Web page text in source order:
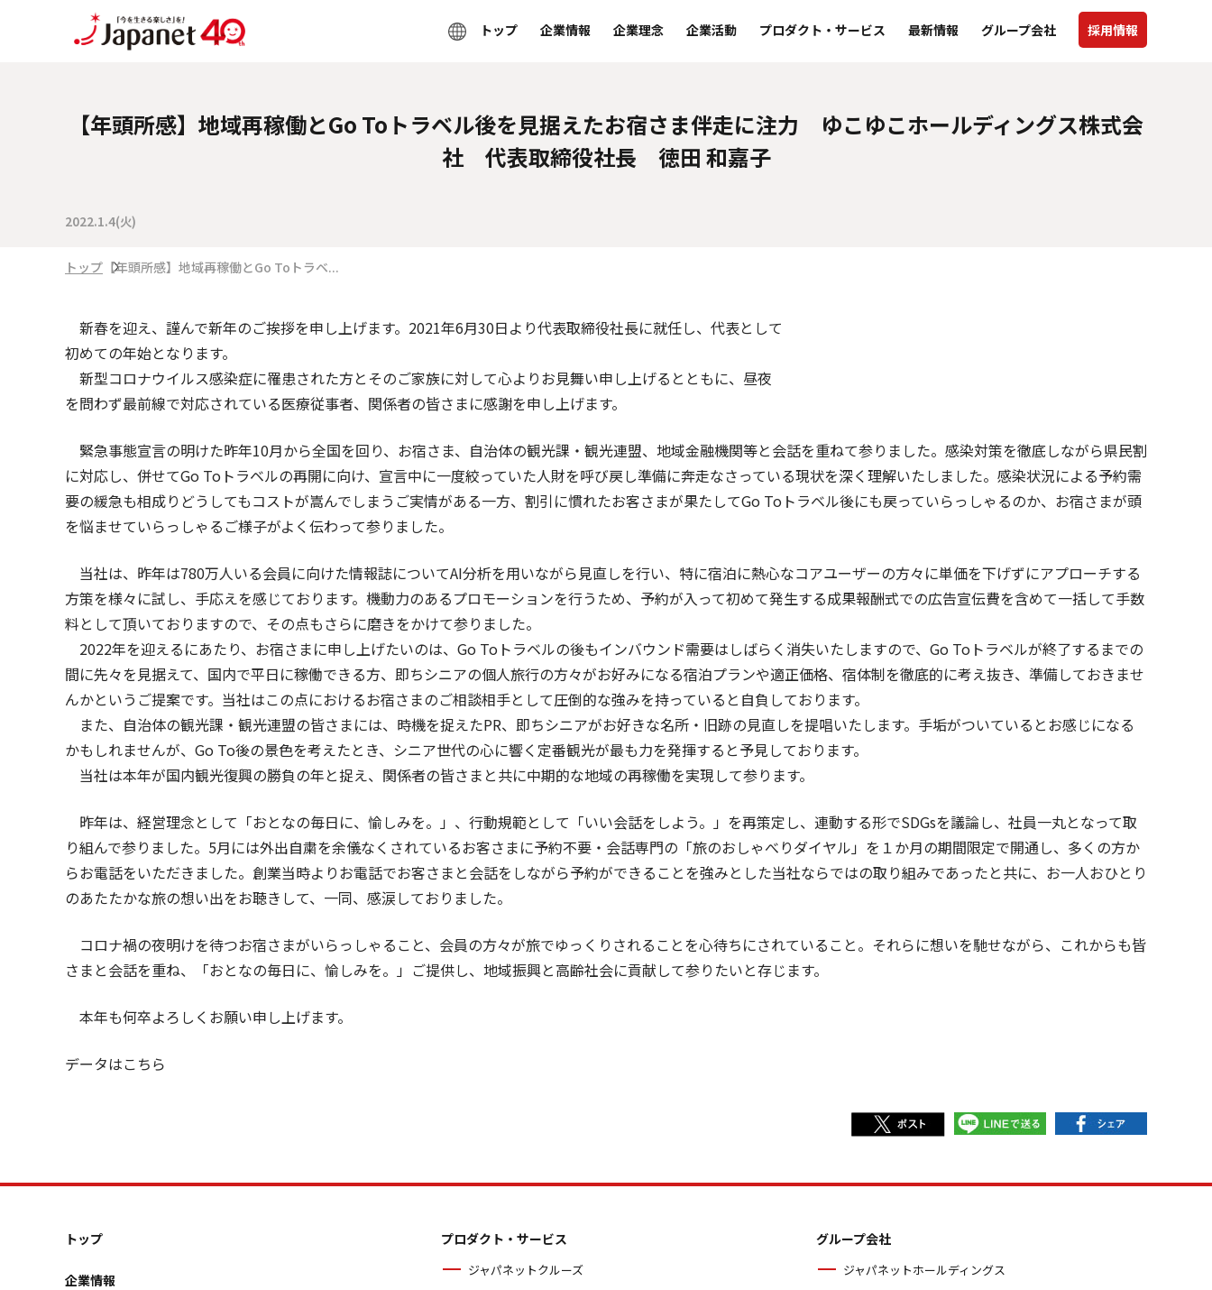
トップ 企業情報 企業理念 企業活動 プロダクト・サービス 最新情報 グループ会社 採用情報
【年頭所感】地域再稼働とGo Toトラベル後を見据えたお宿さま伴走に注力 ゆこゆこホールディングス株式会
社 代表取締役社長 徳田 和嘉子
2022.1.4(火)
トップ 【年頭所感】地域再稼働とGo Toトラベ...
新春を迎え、謹んで新年のご挨拶を申し上げます。2021年6月30日より代表取締役社長に就任し、代表として
初めての年始となります。
新型コロナウイルス感染症に罹患された方とそのご家族に対して心よりお見舞い申し上げるとともに、昼夜
を問わず最前線で対応されている医療従事者、関係者の皆さまに感謝を申し上げます。
緊急事態宣言の明けた昨年10月から全国を回り、お宿さま、自治体の観光課・観光連盟、地域金融機関等と会話を重ねて参りました。感染対策を徹底しながら県民割
に対応し、併せてGo Toトラベルの再開に向け、宣言中に一度絞っていた人財を呼び戻し準備に奔走なさっている現状を深く理解いたしました。感染状況による予約需
要の緩急も相成りどうしてもコストが嵩んでしまうご実情がある一方、割引に慣れたお客さまが果たしてGo Toトラベル後にも戻っていらっしゃるのか、お宿さまが頭
を悩ませていらっしゃるご様子がよく伝わって参りました。
当社は、昨年は780万人いる会員に向けた情報誌についてAI分析を用いながら見直しを行い、特に宿泊に熱心なコアユーザーの方々に単価を下げずにアプローチする
方策を様々に試し、手応えを感じております。機動力のあるプロモーションを行うため、予約が入って初めて発生する成果報酬式での広告宣伝費を含めて一括して手数
料として頂いておりますので、その点もさらに磨きをかけて参りました。
2022年を迎えるにあたり、お宿さまに申し上げたいのは、Go Toトラベルの後もインバウンド需要はしばらく消失いたしますので、Go Toトラベルが終了するまでの
間に先々を見据えて、国内で平日に稼働できる方、即ちシニアの個人旅行の方々がお好みになる宿泊プランや適正価格、宿体制を徹底的に考え抜き、準備しておきませ
んかというご提案です。当社はこの点におけるお宿さまのご相談相手として圧倒的な強みを持っていると自負しております。
また、自治体の観光課・観光連盟の皆さまには、時機を捉えたPR、即ちシニアがお好きな名所・旧跡の見直しを提唱いたします。手垢がついているとお感じになる
かもしれませんが、Go To後の景色を考えたとき、シニア世代の心に響く定番観光が最も力を発揮すると予見しております。
当社は本年が国内観光復興の勝負の年と捉え、関係者の皆さまと共に中期的な地域の再稼働を実現して参ります。
昨年は、経営理念として「おとなの毎日に、愉しみを。」、行動規範として「いい会話をしよう。」を再策定し、連動する形でSDGsを議論し、社員一丸となって取
り組んで参りました。5月には外出自粛を余儀なくされているお客さまに予約不要・会話専門の「旅のおしゃべりダイヤル」を１か月の期間限定で開通し、多くの方か
らお電話をいただきました。創業当時よりお電話でお客さまと会話をしながら予約ができることを強みとした当社ならではの取り組みであったと共に、お一人おひとり
のあたたかな旅の想い出をお聴きして、一同、感涙しておりました。
コロナ禍の夜明けを待つお宿さまがいらっしゃること、会員の方々が旅でゆっくりされることを心待ちにされていること。それらに想いを馳せながら、これからも皆
さまと会話を重ね、「おとなの毎日に、愉しみを。」ご提供し、地域振興と高齢社会に貢献して参りたいと存じます。
本年も何卒よろしくお願い申し上げます。
データはこちら
トップ
企業情報
プロダクト・サービス
ジャパネットクルーズ
グループ会社
ジャパネットホールディングス